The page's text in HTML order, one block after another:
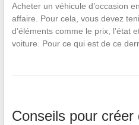
Acheter un véhicule d’occasion
affaire. Pour cela, vous devez
d’éléments comme le prix, l’état
voiture. Pour ce qui est de ce
Conseils pour créer